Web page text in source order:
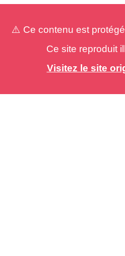
⚠️ Ce contenu est
Ce site reproduit
Visitez le site